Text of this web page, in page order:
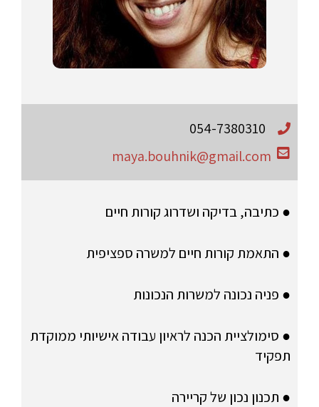
054-7380310
maya.bouhnik@gmail.com
● כתיבה, בדיקה ושדרוג קורות חיים
● התאמת קורות חיים למשרה ספציפית
● פניה נכונה למשרות הנכונות
● סימולציית הכנה לראיון עבודה אישיותי ממוקדת
תפקיד
● תכנון נכון של קריירה